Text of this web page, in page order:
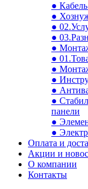
●
●
●
●
●
●
●
●
●
●
панели
●
●
Оплата и
Акции и
О компании
Контакты